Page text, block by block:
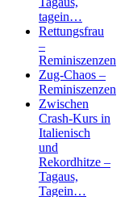
tagein…
Rettungsfrau
–
Reminiszenzen
Zug-Chaos –
Reminiszenzen
Zwischen
Crash-Kurs in
Italienisch
und
Rekordhitze –
Tagaus,
Tagein…